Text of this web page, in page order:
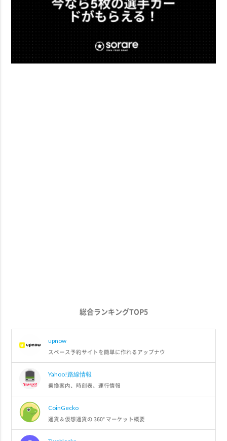
総合ランキングTOP5
upnow
スペース予約サイトを簡単に作れるアップナウ
Yahoo!路線情報
乗換案内、時刻表、運行情報
CoinGecko
通貨＆仮想通貨の 360° マーケット概要